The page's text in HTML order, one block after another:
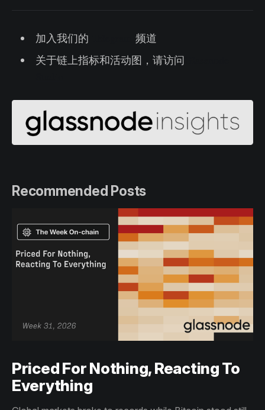
加入我们的
频道
关于链上指标和活动图，请访问
Recommended Posts
Priced For Nothing, Reacting To
Everything